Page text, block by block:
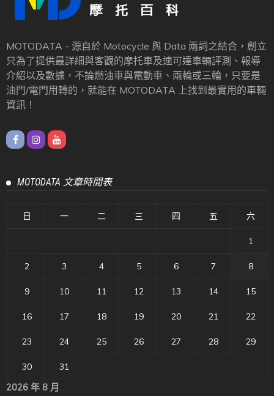
MOTODATA - 源自於 Motocycle 與 Data 兩詞之結合，創立
只為了提供最詳細與客觀的摩托車及速可達車輛評測、報導
介紹以及數據，不論燃油車與電動車、兩輪或三輪，只要是
油門/電門用轉的，就能在 MOTODATA 上找到最實用的車輛
資訊！
MOTODATA 文章時間表
2026 年 8 月
日 一 二 三 四 五 六
1
2 3 4 5 6 7 8
9 10 11 12 13 14 15
16 17 18 19 20 21 22
23 24 25 26 27 28 29
30 31